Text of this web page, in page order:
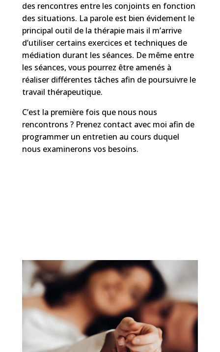
des rencontres entre les conjoints en fonction
des situations. La parole est bien évidement le
principal outil de la thérapie mais il m’arrive
d’utiliser certains exercices et techniques de
médiation durant les séances. De même entre
les séances, vous pourrez être amenés à
réaliser différentes tâches afin de poursuivre le
travail thérapeutique.
C’est la première fois que nous nous
rencontrons ? Prenez contact avec moi afin de
programmer un entretien au cours duquel
nous examinerons vos besoins.